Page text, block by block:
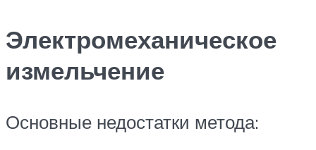
Электромеханическое
измельчение
Основные недостатки метода: